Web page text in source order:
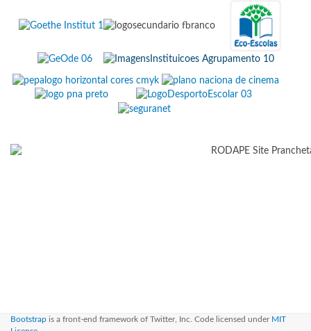
Bootstrap is a front-end framework of Twitter, Inc. Code licensed under MIT